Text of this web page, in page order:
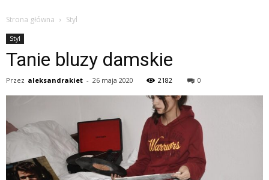
Strona główna Styl
Styl
Tanie bluzy damskie
Przez aleksandrakiet - 26 maja 2020 2182 0